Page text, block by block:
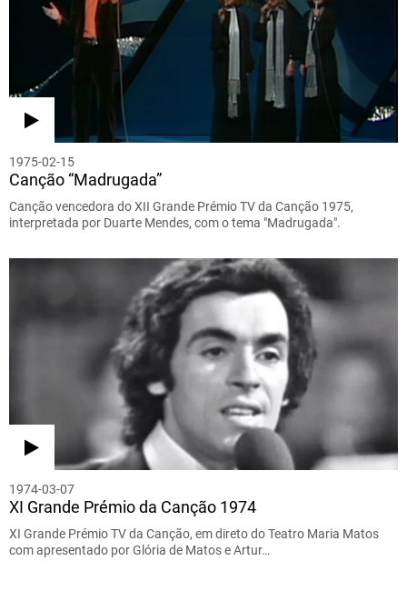
1975-02-15
Canção “Madrugada”
Canção vencedora do XII Grande Prémio TV da Canção 1975,
interpretada por Duarte Mendes, com o tema "Madrugada".
1974-03-07
XI Grande Prémio da Canção 1974
XI Grande Prémio TV da Canção, em direto do Teatro Maria Matos
com apresentado por Glória de Matos e Artur…